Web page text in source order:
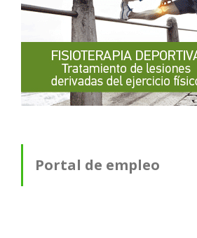
Portal de empleo